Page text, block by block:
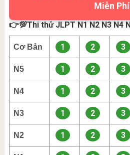
Miễn Phí
👉💯Thi thử JLPT N1 N2 N3 N4
Cơ Bản 1 2 3
N5 1 2 3
N4 1 2 3
N3 1 2 3
N2 1 2 3